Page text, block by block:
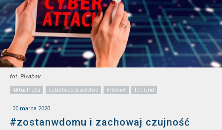
fot. Pixabay
Aktualności
Cyberbezpieczeństwo Internet Top Grid
30 marca 2020
#zostanwdomu i zachowaj czujność